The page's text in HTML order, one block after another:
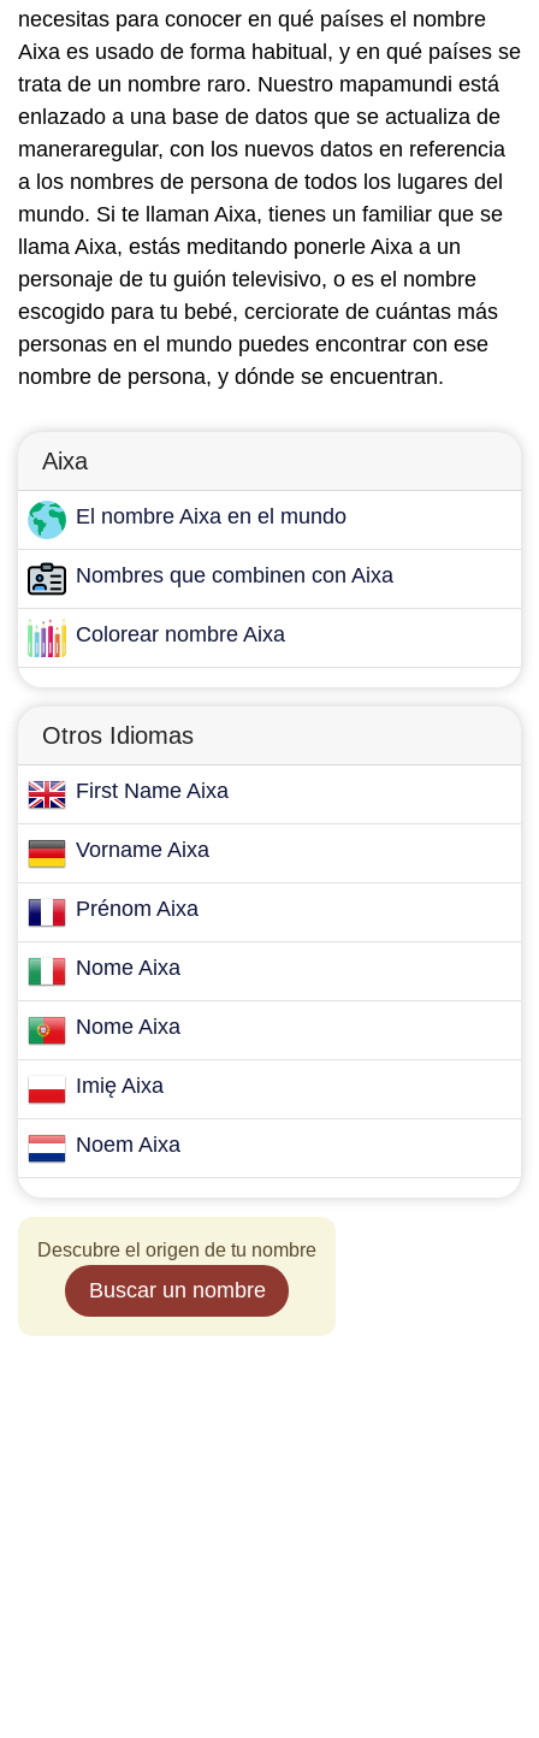
necesitas para conocer en qué países el nombre
Aixa es usado de forma habitual, y en qué países se
trata de un nombre raro. Nuestro mapamundi está
enlazado a una base de datos que se actualiza de
maneraregular, con los nuevos datos en referencia
a los nombres de persona de todos los lugares del
mundo. Si te llaman Aixa, tienes un familiar que se
llama Aixa, estás meditando ponerle Aixa a un
personaje de tu guión televisivo, o es el nombre
escogido para tu bebé, cerciorate de cuántas más
personas en el mundo puedes encontrar con ese
nombre de persona, y dónde se encuentran.
Aixa
El nombre Aixa en el mundo
Nombres que combinen con Aixa
Colorear nombre Aixa
Otros Idiomas
First Name Aixa
Vorname Aixa
Prénom Aixa
Nome Aixa
Nome Aixa
Imię Aixa
Noem Aixa
Descubre el origen de tu nombre
Buscar un nombre